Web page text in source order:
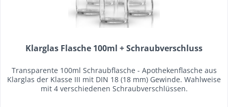
Klarglas Flasche 100ml + Schraubverschluss
Transparente 100ml Schraubflasche - Apothekenflasche aus
Klarglas der Klasse III mit DIN 18 (18 mm) Gewinde. Wahlweise
mit 4 verschiedenen Schraubverschlüssen.